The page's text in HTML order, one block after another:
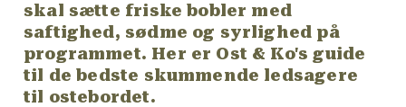
skal sætte friske bobler med
saftighed, sødme og syrlighed på
programmet. Her er Ost & Ko's guide
til de bedste skummende ledsagere
til ostebordet.